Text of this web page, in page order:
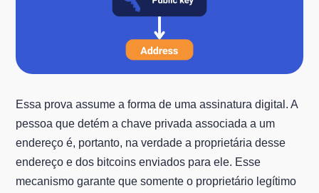
Essa prova assume a forma de uma assinatura digital. A
pessoa que detém a chave privada associada a um
endereço é, portanto, na verdade a proprietária desse
endereço e dos bitcoins enviados para ele. Esse
mecanismo garante que somente o proprietário legítimo